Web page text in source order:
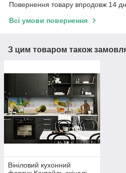
Повернення товару впродовж 14
Всі умови повернення
З цим товаром також
Вініловий кухонний